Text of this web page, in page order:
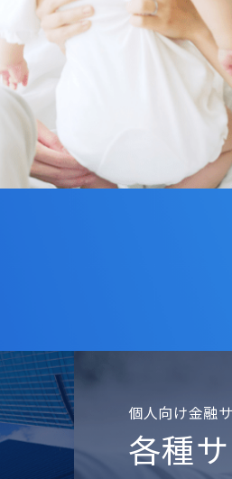
個人向け金融
各種